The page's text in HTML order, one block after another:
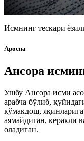
Исмнинг тескари
Аросна
Ансора
Ушбу Ансора исми
арабча бўлиб,
кўмакдош,
аямайдиган, керакли
оладиган.